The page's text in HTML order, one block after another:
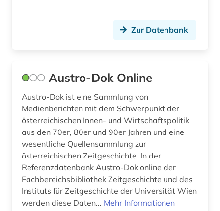
künstlerische forschung (1)
land van altena (1)
landeskunde (3)
landtag (1)
lexikon (1)
librettist (1)
Zur Datenbank
Austro-Dok Online
Austro-Dok ist eine Sammlung von
Medienberichten mit dem Schwerpunkt der
österreichischen Innen- und Wirtschaftspolitik
aus den 70er, 80er und 90er Jahren und eine
wesentliche Quellensammlung zur
österreichischen Zeitgeschichte. In der
Referenzdatenbank Austro-Dok online der
Fachbereichsbibliothek Zeitgeschichte und des
Instituts für Zeitgeschichte der Universität Wien
werden diese Daten... Mehr Informationen